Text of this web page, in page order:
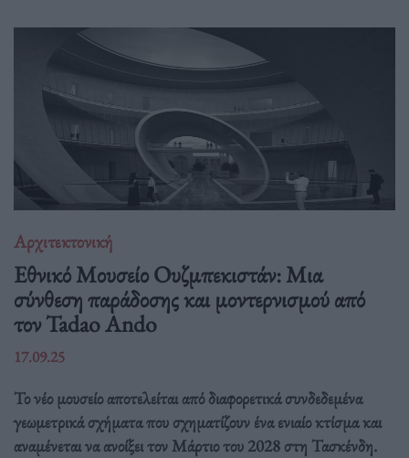
Αρχιτεκτονική
Εθνικό Μουσείο Ουζμπεκιστάν: Μια
σύνθεση παράδοσης και μοντερνισμού από
τον Tadao Ando
17.09.25
Το νέο μουσείο αποτελείται από διαφορετικά συνδεδεμένα
γεωμετρικά σχήματα που σχηματίζουν ένα ενιαίο κτίσμα και
αναμένεται να ανοίξει τον Μάρτιο του 2028 στη Τασκένδη.